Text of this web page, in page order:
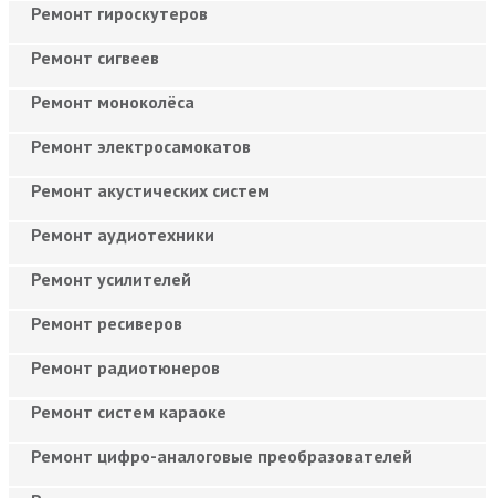
Ремонт гироскутеров
Ремонт сигвеев
Ремонт моноколёса
Ремонт электросамокатов
Ремонт акустических систем
Ремонт аудиотехники
Ремонт усилителей
Ремонт ресиверов
Ремонт радиотюнеров
Ремонт систем караоке
Ремонт цифро-аналоговые преобразователей